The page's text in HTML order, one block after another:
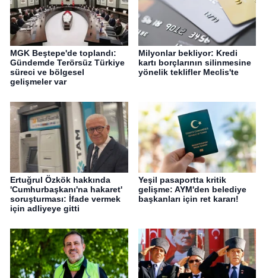
MGK Beştepe'de toplandı:
Gündemde Terörsüz Türkiye
süreci ve bölgesel
gelişmeler var
Milyonlar bekliyor: Kredi
kartı borçlarının silinmesine
yönelik teklifler Meclis'te
Ertuğrul Özkök hakkında
'Cumhurbaşkanı'na hakaret'
soruşturması: İfade vermek
için adliyeye gitti
Yeşil pasaportta kritik
gelişme: AYM'den belediye
başkanları için ret kararı!